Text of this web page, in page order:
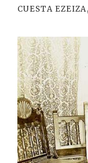
CUESTA
Irakurri